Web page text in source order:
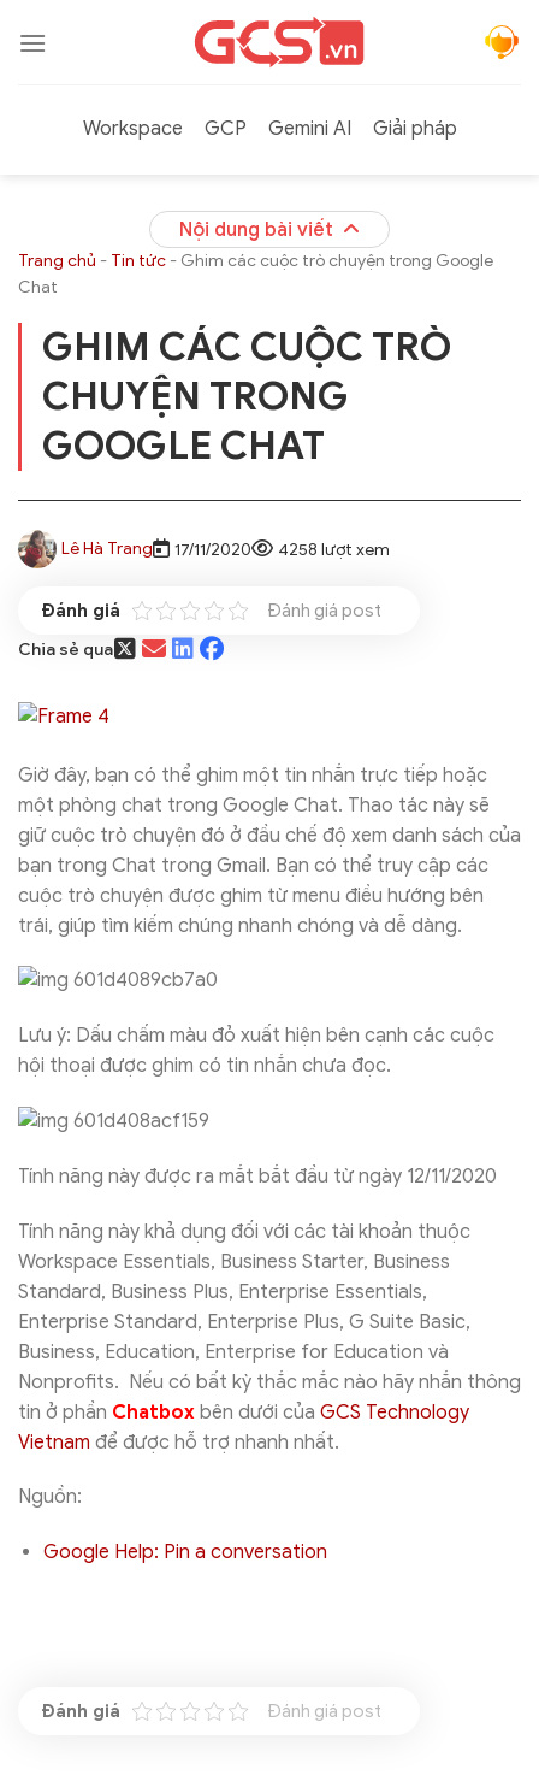
qua
Workspace
GCP Gemini AI Giải pháp
Nội dung bài viết
Trang chủ - Tin tức - Ghim các cuộc trò chuyện trong Google
Chat
GHIM CÁC CUỘC TRÒ
CHUYỆN TRONG
GOOGLE CHAT
Lê Hà Trang 17/11/2020 4258 lượt xem
Đánh giá post
Chia sẻ qua
Giờ đây, bạn có thể ghim một tin nhắn trực tiếp hoặc
một phòng chat trong Google Chat. Thao tác này sẽ
giữ cuộc trò chuyện đó ở đầu chế độ xem danh sách của
bạn trong Chat trong Gmail. Bạn có thể truy cập các
cuộc trò chuyện được ghim từ menu điều hướng bên
trái, giúp tìm kiếm chúng nhanh chóng và dễ dàng.
Lưu ý: Dấu chấm màu đỏ xuất hiện bên cạnh các cuộc
hội thoại được ghim có tin nhắn chưa đọc.
Tính năng này được ra mắt bắt đầu từ ngày 12/11/2020
Tính năng này khả dụng đối với các tài khoản thuộc
Workspace Essentials, Business Starter, Business
Standard, Business Plus, Enterprise Essentials,
Enterprise Standard, Enterprise Plus, G Suite Basic,
Business, Education, Enterprise for Education và
Nonprofits. Nếu có bất kỳ thắc mắc nào hãy nhắn thông
tin ở phần Chatbox bên dưới của GCS Technology
Vietnam để được hỗ trợ nhanh nhất.
Nguồn:
Google Help: Pin a conversation
Đánh giá post